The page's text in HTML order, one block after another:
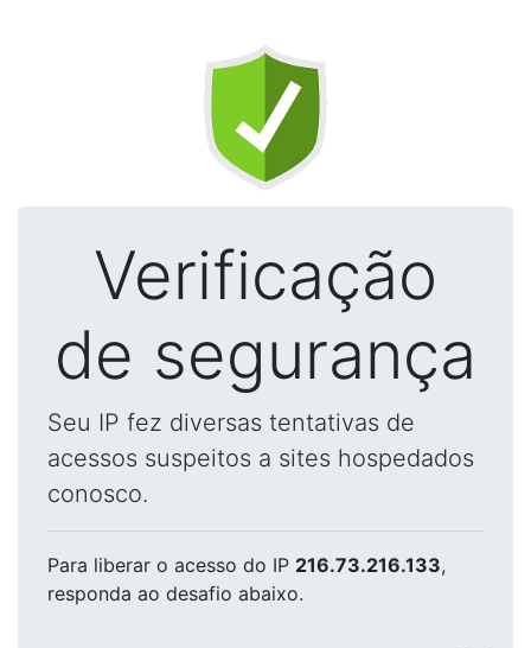
Verificação
de segurança
Seu IP fez diversas tentativas de
acessos suspeitos a sites hospedados
conosco.
Para liberar o acesso do IP 216.73.216.133,
responda ao desafio abaixo.